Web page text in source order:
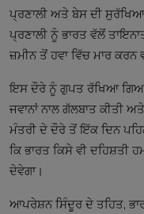
ਪ੍ਰਣਾਲੀ ਅਤੇ ਬੇਸ ਦੀ
ਪ੍ਰਣਾਲੀ ਨੂੰ ਭਾਰਤ ਵੱਲੋਂ
ਜ਼ਮੀਨ ਤੋਂ ਹਵਾ ਵਿੱਚ ਮਾਰ ਕਰਨ
ਇਸ ਦੌਰੇ ਨੂੰ ਗੁਪਤ ਰੱਖਿਆ ਗਿਆ
ਜਵਾਨਾਂ ਨਾਲ ਗੱਲਬਾਤ ਕੀਤੀ
ਮੰਤਰੀ ਦੇ ਦੌਰੇ ਤੋਂ ਇੱਕ ਦਿਨ
ਕਿ ਭਾਰਤ ਕਿਸੇ ਵੀ
ਦੇਵੇਗਾ।
ਆਪਰੇਸ਼ਨ ਸਿੰਦੂਰ ਦੇ ਤਹਿਤ,